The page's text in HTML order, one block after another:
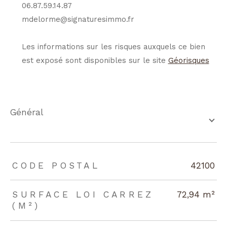
06.87.59.14.87
mdelorme@signaturesimmo.fr
Les informations sur les risques auxquels ce bien
est exposé sont disponibles sur le site Géorisques
général
TRAD_ZEPHYR_Caracteristique TRAD_ZEPHYR_Valeurs
CODE POSTAL 42100
SURFACE LOI CARREZ
(M²)
72,94 m²